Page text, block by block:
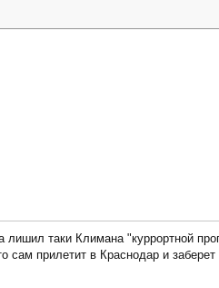
таки Климана "куррортной
сам прилетит в Краснодар и